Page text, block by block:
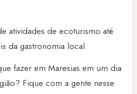
atividades de ecoturismo até
da gastronomia local.
fazer em Maresias em um dia
Fique com a gente nesse